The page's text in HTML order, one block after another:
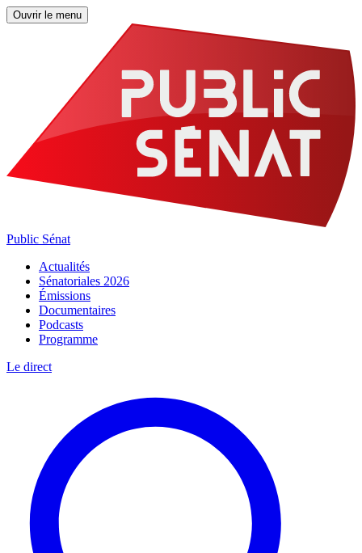
Ouvrir le menu
Public Sénat
Actualités
Sénatoriales 2026
Émissions
Documentaires
Podcasts
Programme
Le direct